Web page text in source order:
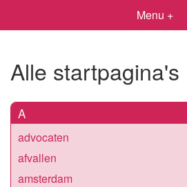
Menu +
Alle startpagina's
A
advocaten
afvallen
amsterdam